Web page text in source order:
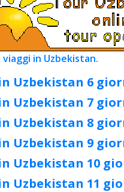
viaggi in Uzbekistan.
Uzbekistan 6
Uzbekistan 7
Uzbekistan 8
Uzbekistan 9
Uzbekistan 10
Uzbekistan 11